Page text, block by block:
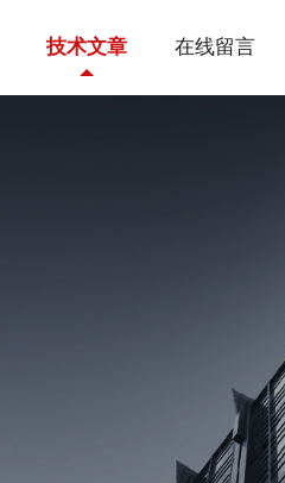
技术文章 在线留言